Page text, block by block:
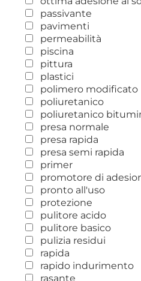
passivante
pavimenti
permeabilità
piscina
pittura
plastici
polimero modificato
poliuretanico
poliuretanico
presa normale
presa rapida
presa semi rapida
primer
promotore di
pronto all'uso
protezione
pulitore acido
pulitore basico
pulizia residui
rapida
rapido indurimento
rasante